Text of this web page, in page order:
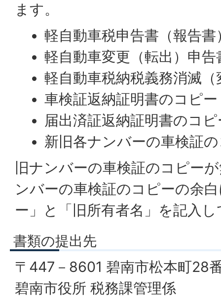
ます。
軽自動車税申告書（報告書
軽自動車変更（転出）申告
軽自動車税納税義務消滅
車検証返納証明書のコピー
届出済証返納証明書のコ
新旧各ナンバーの車検証
旧ナンバーの車検証のコピー
ンバーの車検証のコピーの余
ー」と「旧所有者名」を記入
書類の提出先
〒447－8601 碧南市松本町28
碧南市役所 税務課管理係